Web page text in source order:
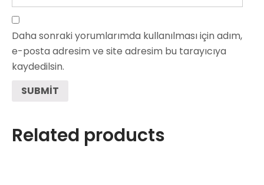
Daha sonraki yorumlarımda kullanılması için adım,
e-posta adresim ve site adresim bu tarayıcıya
kaydedilsin.
Related products